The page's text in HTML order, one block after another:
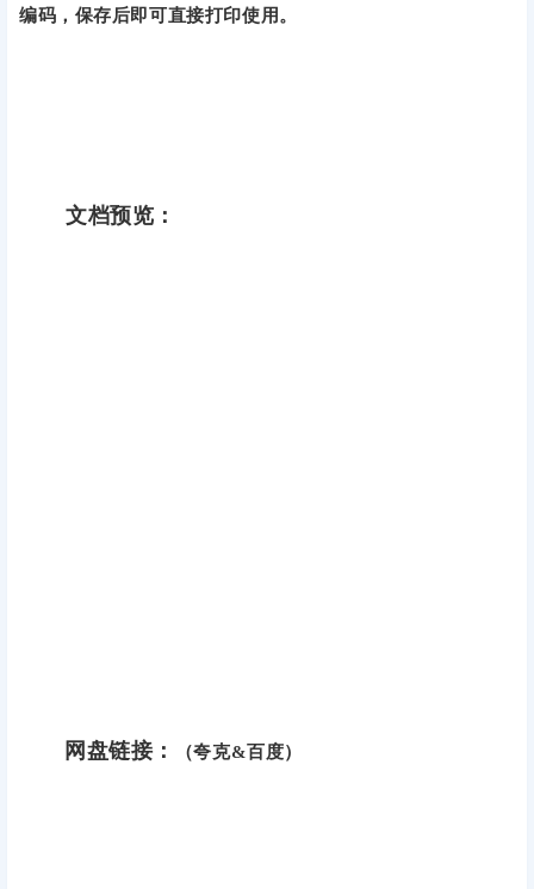
编码，保存后即可直接打印使用。
文档预览：
网盘链接： （夸克&百度）